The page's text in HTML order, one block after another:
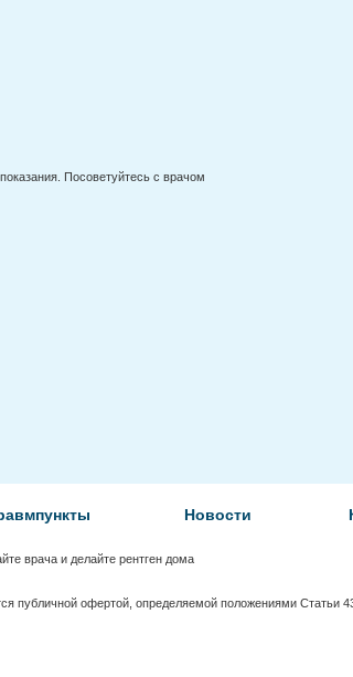
Новости
врача и делайте рентген дома
публичной офертой, определяемой положениями Статьи